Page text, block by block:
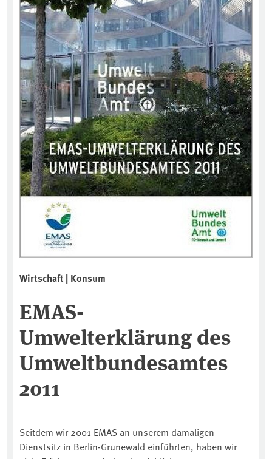
Wirtschaft | Konsum
EMAS-
Umwelterklärung des
Umweltbundesamtes
2011
Seitdem wir 2001 EMAS an unserem damaligen
Dienstsitz in Berlin-Grunewald einführten, haben wir